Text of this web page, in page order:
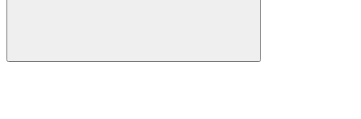
Buscar